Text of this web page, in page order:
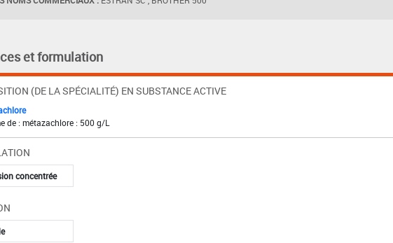
et formulation
(DE LA SPÉCIALITÉ) EN SUBSTANCE ACTIVE
de : métazachlore : 500 g/L
concentrée